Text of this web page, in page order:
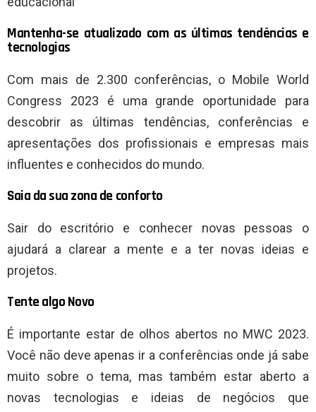
Mantenha-se atualizado com as últimas tendências e
tecnologias
Com mais de 2.300 conferências, o Mobile World
Congress 2023 é uma grande oportunidade para
descobrir as últimas tendências, conferências e
apresentações dos profissionais e empresas mais
influentes e conhecidos do mundo.
Saia da sua zona de conforto
Sair do escritório e conhecer novas pessoas o
ajudará a clarear a mente e a ter novas ideias e
projetos.
Tente algo Novo
É importante estar de olhos abertos no MWC 2023.
Você não deve apenas ir a conferências onde já sabe
muito sobre o tema, mas também estar aberto a
novas tecnologias e ideias de negócios que